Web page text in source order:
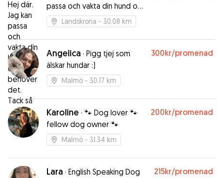
passa och vakta din hund om
du skulle behöver det. Tack
så
Landskrona - 30.08 km
Angelica · Pigg tjej som
älskar hundar :)
300kr/promenad
Malmö - 30.17 km
Karoline · 🐾 Dog lover 🐾
fellow dog owner 🐾
200kr/promenad
Malmö - 31.34 km
Lara · English Speaking Dog
215kr/promenad